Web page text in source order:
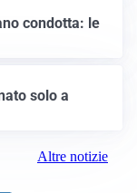
condotta: le
solo a
Altre notizie